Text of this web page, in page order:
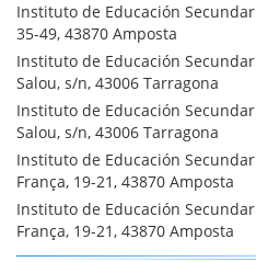
Instituto de Educación
35-49, 43870 Amposta
Instituto de Educación
Salou, s/n, 43006 Tarragona
Instituto de Educación
Salou, s/n, 43006 Tarragona
Instituto de Educación
França, 19-21, 43870 Amposta
Instituto de Educación
França, 19-21, 43870 Amposta